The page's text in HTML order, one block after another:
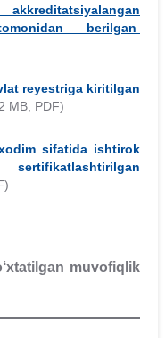
berilgan
reyestriga kiritilgan
MB, PDF)
sifatida ishtirok
muvofiqlik